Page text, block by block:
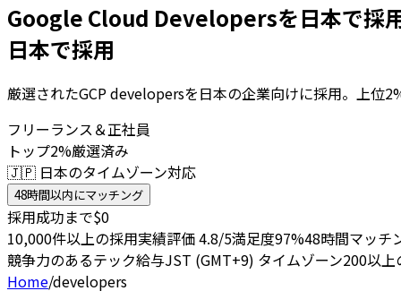
Google Cloud Developersを日本で採
日本で採用
厳選されたGCP developersを日本の企業向けに採用。上位
フリーランス＆正社員
トップ2%厳選済み
🇯🇵 日本のタイムゾーン対応
48時間以内にマッチング
採用成功まで$0
10,000件以上の採用実績評価 4.8/5満足度97%48時間マッチ
競争力のあるテック給与JST (GMT+9) タイムゾーン200以上
Home/developers